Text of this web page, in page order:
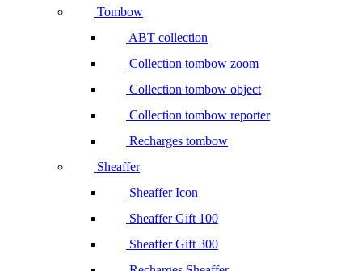
Tombow
ABT collection
Collection tombow zoom
Collection tombow object
Collection tombow reporter
Recharges tombow
Sheaffer
Sheaffer Icon
Sheaffer Gift 100
Sheaffer Gift 300